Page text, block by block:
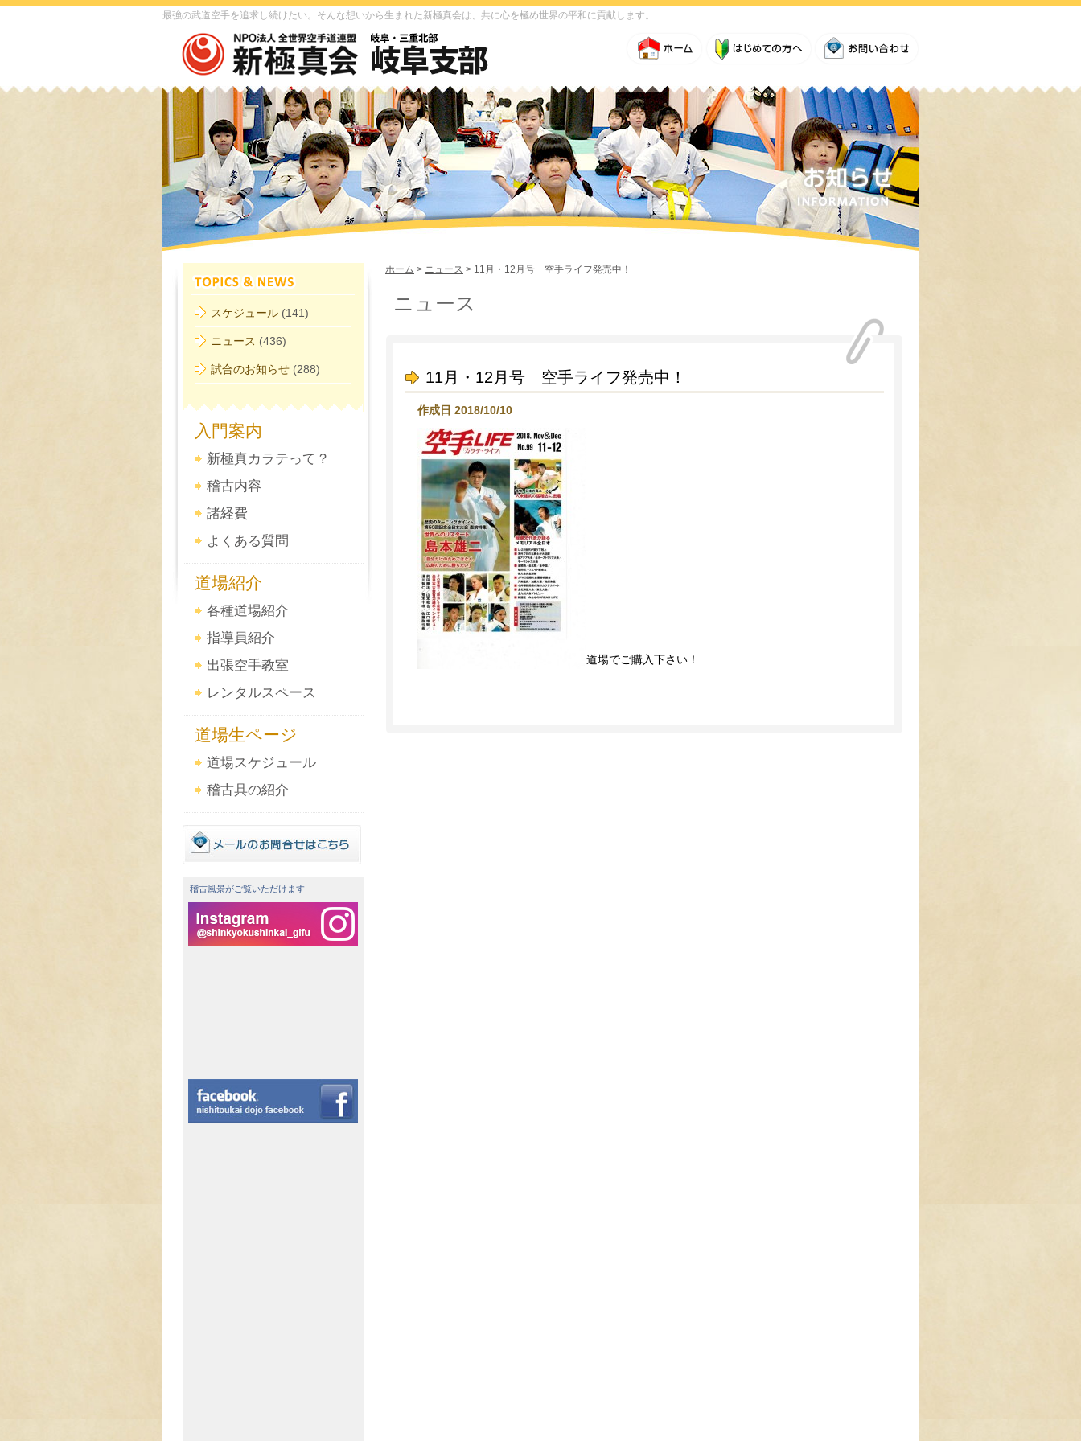
最強の武道空手を追求し続けたい。そんな想いから生まれた新極真会は、共に心を極め世界の平和に貢献します。
ホーム > ニュース > 11月・12月号 空手ライフ発売中！
ニュース
11月・12月号 空手ライフ発売中！
作成日 2018/10/10
道場でご購入下さい！
スケジュール (141)
ニュース (436)
試合のお知らせ (288)
入門案内
新極真カラテって？
稽古内容
諸経費
よくある質問
道場紹介
各種道場紹介
指導員紹介
出張空手教室
レンタルスペース
道場生ページ
道場スケジュール
稽古具の紹介
稽古風景がご覧いただけます